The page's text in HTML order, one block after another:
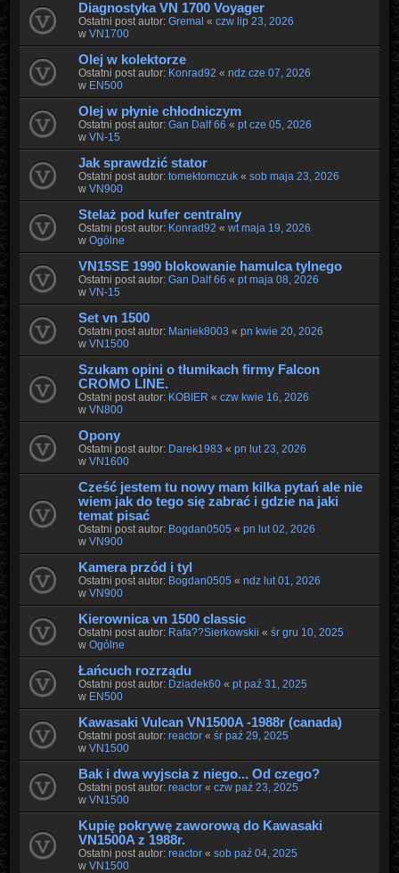
Diagnostyka VN 1700 Voyager
Ostatni post autor: Gremal « czw lip 23, 2026
w VN1700
Olej w kolektorze
Ostatni post autor: Konrad92 « ndz cze 07, 2026
w EN500
Olej w płynie chłodniczym
Ostatni post autor: Gan Dalf 66 « pt cze 05, 2026
w VN-15
Jak sprawdzić stator
Ostatni post autor: tomektomczuk« sob maja 23, 2026
w VN900
Stelaż pod kufer centralny
Ostatni post autor: Konrad92 « wt maja 19, 2026
w Ogólne
VN15SE 1990 blokowanie hamulca tylnego
Ostatni post autor: Gan Dalf 66 « pt maja 08, 2026
w VN-15
Set vn 1500
Ostatni post autor: Maniek8003 « pn kwie 20, 2026
w VN1500
Szukam opini o tłumikach firmy Falcon
CROMO LINE.
Ostatni post autor: KOBIER « czw kwie 16, 2026
w VN800
Opony
Ostatni post autor: Darek1983 « pn lut 23, 2026
w VN1600
Cześć jestem tu nowy mam kilka pytań ale nie
wiem jak do tego się zabrać i gdzie na jaki
temat pisać
Ostatni post autor: Bogdan0505 « pn lut 02, 2026
w VN900
Kamera przód i tyl
Ostatni post autor: Bogdan0505 « ndz lut 01, 2026
w VN900
Kierownica vn 1500 classic
Ostatni post autor: Rafa??Sierkowskii « śr gru 10, 2025
w Ogólne
Łańcuch rozrządu
Ostatni post autor: Dziadek60« pt paź 31, 2025
w EN500
Kawasaki Vulcan VN1500A -1988r (canada)
Ostatni post autor: reactor« śr paź 29, 2025
w VN1500
Bak i dwa wyjscia z niego... Od czego?
Ostatni post autor: reactor« czw paź 23, 2025
w VN1500
Kupię pokrywę zaworową do Kawasaki
VN1500A z 1988r.
Ostatni post autor: reactor« sob paź 04, 2025
w VN1500